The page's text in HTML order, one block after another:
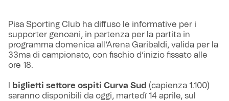
Pisa Sporting Club ha diffuso le informative per i
supporter genoani, in partenza per la partita in
programma domenica all’Arena Garibaldi, valida per la
33ma di campionato, con fischio d’inizio fissato alle
ore 18.
biglietti settore ospiti Curva Sud (capienza 1.100)
saranno disponibili da oggi, martedì 14 aprile, sul